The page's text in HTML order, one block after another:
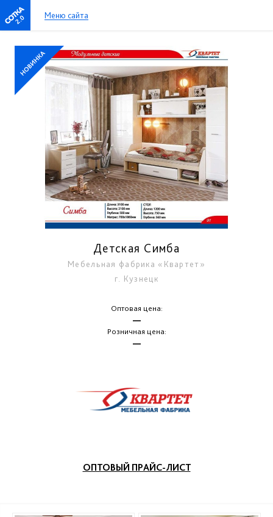
2.0 Меню сайта
Детская Симба
Мебельная фабрика «Квартет»
г. Кузнецк
Оптовая цена:
—
Розничная цена:
—
ОПТОВЫЙ ПРАЙС-ЛИСТ